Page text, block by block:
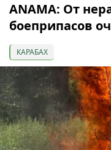
ANAMA: От
боеприпасов
КАРАБАХ